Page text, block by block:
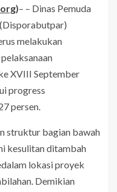
)– – Dinas Pemuda
melakukan
XVIII September
progress
persen.
struktur bagian bawah
kesulitan ditambah
lokasi proyek
Demikian